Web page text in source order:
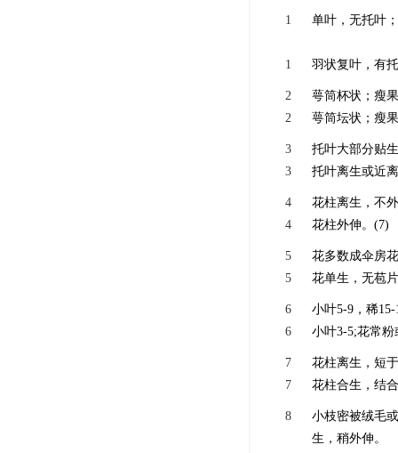
1 单叶，无托叶
1 羽状复叶，有
2
萼筒杯状；瘦
2
萼筒坛状；瘦
3
托叶大部分贴
3
托叶离生或近
4
花柱离生，不
4
花柱外伸。(7)
5
花多数成伞房
5
花单生，无苞
6
小叶5-9，稀
6
小叶3-5;花常粉
7
花柱离生，短
7
花柱合生，结
8
小枝密被绒毛
生，稍外伸。